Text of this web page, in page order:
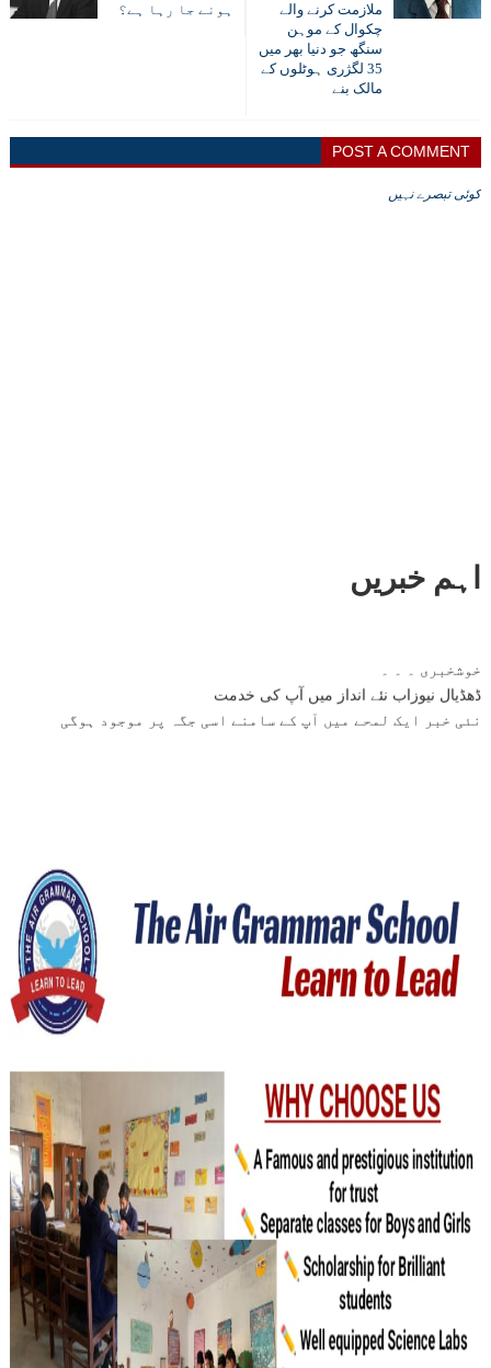
ملازمت کرنے والے
چکوال کے موہن
سنگھ جو دنیا بھر میں
35 لگژری ہوٹلوں کے
مالک بنے
ہونے جا رہا ہے؟
POST A COMMENT
کوئی تبصرے نہیں
اہم خبریں
ڈھڈیال نیوزاب نئے انداز میں آپ کی خدمت
نئی خبر ایک لمحے میں آپ کے سامنے اسی جگہ پر موجود ہوگی